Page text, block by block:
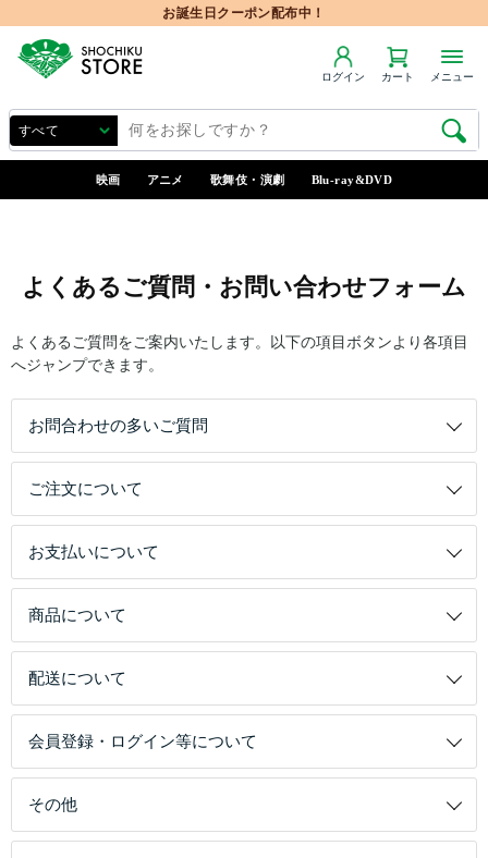
お誕生日クーポン配布中！
ログイン カート メニュー
映画 アニメ 歌舞伎・演劇 Blu-ray&DVD
よくあるご質問・お問い合わせフォーム
よくあるご質問をご案内いたします。以下の項目ボタンより各項目
へジャンプできます。
お問合わせの多いご質問
ご注文について
お支払いについて
商品について
配送について
会員登録・ログイン等について
その他